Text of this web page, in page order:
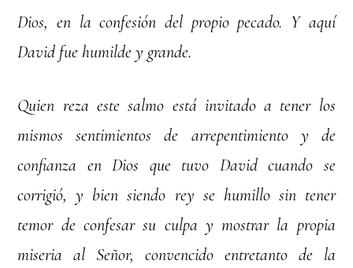
Dios, en la confesión del propio pecado. Y aquí
David fue humilde y grande.
Quien reza este salmo está invitado a tener los
mismos sentimientos de arrepentimiento y de
confianza en Dios que tuvo David cuando se
corrigió, y bien siendo rey se humillo sin tener
temor de confesar su culpa y mostrar la propia
miseria al Señor, convencido entretanto de la